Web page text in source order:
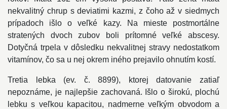
nekvalitný chrup s deviatimi kazmi, z čoho až v siedmych
prípadoch išlo o veľké kazy. Na mieste postmortálne
stratených dvoch zubov boli prítomné veľké abscesy.
Dotyčná trpela v dôsledku nekvalitnej stravy nedostatkom
vitamínov, čo sa u nej okrem iného prejavilo ohnutím kostí.
Tretia lebka (ev. č. 8899), ktorej datovanie zatiaľ
nepoznáme, je najlepšie zachovaná. Išlo o širokú, plochú
lebku s veľkou kapacitou, nadmerne veľkým obvodom a